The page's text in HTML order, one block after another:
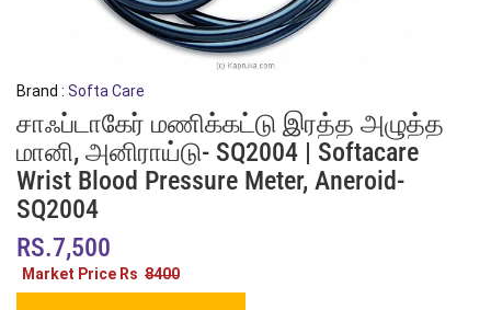
Brand : Softa Care
சாஃப்டாகேர் மணிக்கட்டு இரத்த அழுத்த
மானி, அனிராய்டு- SQ2004 | Softacare
Wrist Blood Pressure Meter, Aneroid-
SQ2004
RS.7,500
Market Price Rs 8400